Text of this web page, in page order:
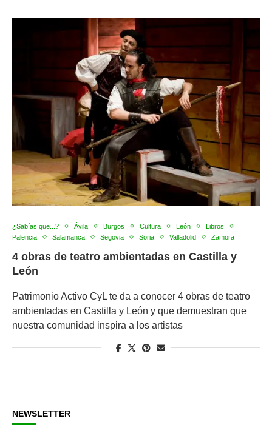
¿Sabías que...? Ávila Burgos Cultura León
Libros
Palencia
Salamanca Segovia Soria Valladolid Zamora
4 obras de teatro ambientadas en Castilla y
León
Patrimonio Activo CyL te da a conocer 4 obras de teatro
ambientadas en Castilla y León y que demuestran que
nuestra comunidad inspira a los artistas
NEWSLETTER